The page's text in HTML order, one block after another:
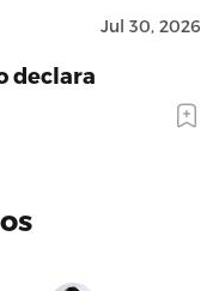
Jul 30, 2026
declara